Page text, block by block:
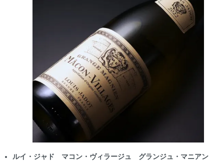
ルイ・ジャド マコン・ヴィラージュ グランジュ・マニアン